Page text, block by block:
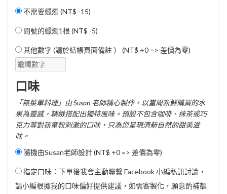
不需要蠟燭 (NT$ -15)
問號的蠟燭1根 (NT$ -5)
其他數字 (請於結帳頁面備註 ） (NT$ +0 => 差價為零)
口味
「無菜單料理」由 Susan 老師精心製作，以當周新鮮購買的水
果為靈感，精緻搭配出獨特風味。預設不包含咖啡、抹茶或巧
克力等對孩童較刺激的口味，只為您呈現清新自然的甜美滋
味。
隨機由Susan老師設計 (NT$ +0 => 差價為零)
指定口味：下單後我會主動聯繫 Facebook 小編私訊討論，
請小編根據我的口味偏好提供建議，如需客製化，願意酌補額